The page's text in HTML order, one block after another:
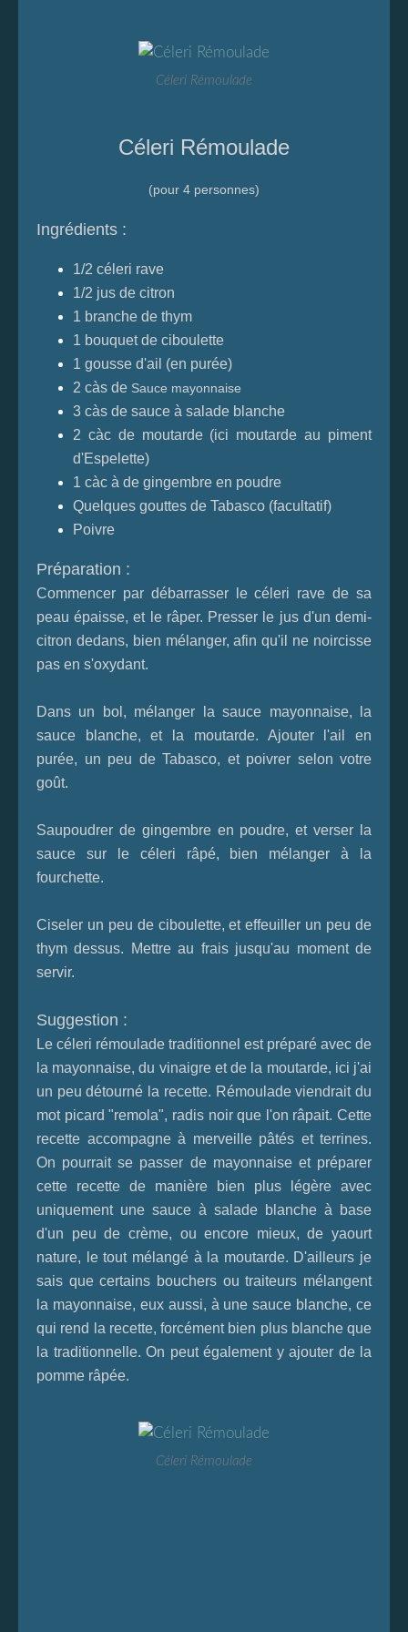
Céleri Rémoulade
Céleri Rémoulade
(pour 4 personnes)
Ingrédients :
1/2 céleri rave
1/2 jus de citron
1 branche de thym
1 bouquet de ciboulette
1 gousse d'ail (en purée)
2 càs de Sauce mayonnaise
3 càs de sauce à salade blanche
2 càc de moutarde (ici moutarde au piment
d'Espelette)
1 càc à de gingembre en poudre
Quelques gouttes de Tabasco (facultatif)
Poivre
Préparation :
Commencer par débarrasser le céleri rave de sa
peau épaisse, et le râper. Presser le jus d'un demi-
citron dedans, bien mélanger, afin qu'il ne noircisse
pas en s'oxydant.
Dans un bol, mélanger la sauce mayonnaise, la
sauce blanche, et la moutarde. Ajouter l'ail en
purée, un peu de Tabasco, et poivrer selon votre
goût.
Saupoudrer de gingembre en poudre, et verser la
sauce sur le céleri râpé, bien mélanger à la
fourchette.
Ciseler un peu de ciboulette, et effeuiller un peu de
thym dessus. Mettre au frais jusqu'au moment de
servir.
Suggestion :
Le céleri rémoulade traditionnel est préparé avec de
la mayonnaise, du vinaigre et de la moutarde, ici j'ai
un peu détourné la recette. Rémoulade viendrait du
mot picard "remola", radis noir que l'on râpait. Cette
recette accompagne à merveille pâtés et terrines.
On pourrait se passer de mayonnaise et préparer
cette recette de manière bien plus légère avec
uniquement une sauce à salade blanche à base
d'un peu de crème, ou encore mieux, de yaourt
nature, le tout mélangé à la moutarde. D'ailleurs je
sais que certains bouchers ou traiteurs mélangent
la mayonnaise, eux aussi, à une sauce blanche, ce
qui rend la recette, forcément bien plus blanche que
la traditionnelle. On peut également y ajouter de la
pomme râpée.
Céleri Rémoulade